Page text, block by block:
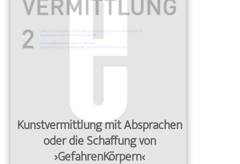
Kunstvermittlung mit Absprachen
oder die Schaffung von
›GefahrenKörpern‹